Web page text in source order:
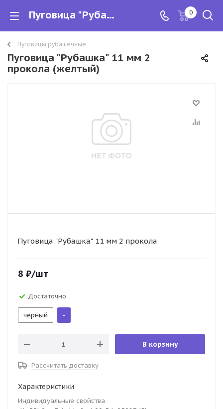
Пуговица "Рубашка" 11 мм 2 прокола 0
Пуговицы рубашечные
Пуговица "Рубашка" 11 мм 2
прокола (желтый)
Пуговица "Рубашка" 11 мм 2 прокола
8 ₽/шт
Достаточно
черный -
В корзину
Рассчитать доставку
Характеристики
Индивидуальные свойства